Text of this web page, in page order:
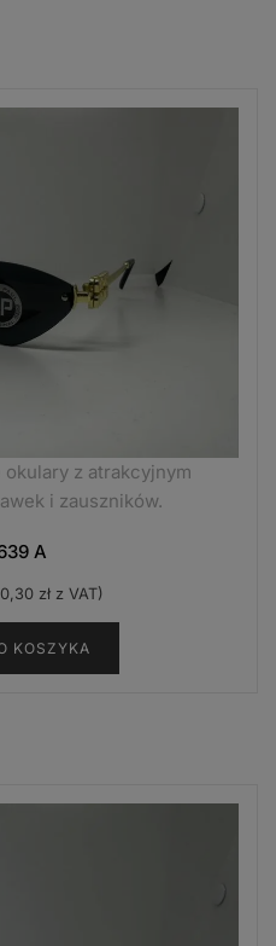
z atrakcyjnym
i zauszników.
A
złz VAT)
KOSZYKA